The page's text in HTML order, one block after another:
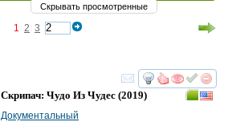
Скрывать просмотренные
1 2 3
смотреть
Скрипач: Чудо Из Чудес (2019)
Документальный